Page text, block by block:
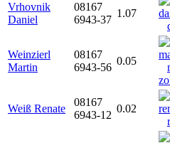
Vrhovnik
Daniel
08167
6943-37
1.07
Weinzierl
Martin
08167
6943-56
0.05
Weiß Renate
08167
6943-12
0.02